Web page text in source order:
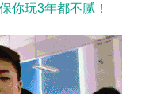
你玩3年都不腻！